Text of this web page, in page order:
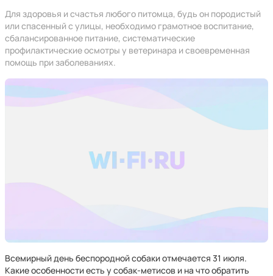
Для здоровья и счастья любого питомца, будь он породистый
или спасенный с улицы, необходимо грамотное воспитание,
сбалансированное питание, систематические
профилактические осмотры у ветеринара и своевременная
помощь при заболеваниях.
Всемирный день беспородной собаки отмечается 31 июля.
Какие особенности есть у собак-метисов и на что обратить